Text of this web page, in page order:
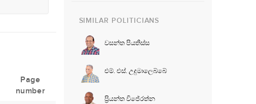
Page
number
SIMILAR POLITICIANS
වසන්ත පියතිස්ස
එම්. එස්. උදුමාලෙබ්බේ
ප්‍රියන්ත විජේරත්න